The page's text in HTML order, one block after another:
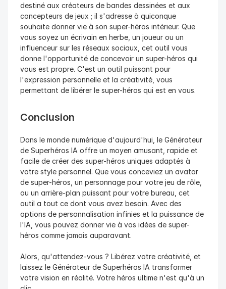
destiné aux créateurs de bandes dessinées et aux
concepteurs de jeux ; il s'adresse à quiconque
souhaite donner vie à son super-héros intérieur. Que
vous soyez un écrivain en herbe, un joueur ou un
influenceur sur les réseaux sociaux, cet outil vous
donne l'opportunité de concevoir un super-héros qui
vous est propre. C'est un outil puissant pour
l'expression personnelle et la créativité, vous
permettant de libérer le super-héros qui est en vous.
Conclusion
Dans le monde numérique d'aujourd'hui, le Générateur
de Superhéros IA offre un moyen amusant, rapide et
facile de créer des super-héros uniques adaptés à
votre style personnel. Que vous conceviez un avatar
de super-héros, un personnage pour votre jeu de rôle,
ou un arrière-plan puissant pour votre bureau, cet
outil a tout ce dont vous avez besoin. Avec des
options de personnalisation infinies et la puissance de
l'IA, vous pouvez donner vie à vos idées de super-
héros comme jamais auparavant.
Alors, qu'attendez-vous ? Libérez votre créativité, et
laissez le Générateur de Superhéros IA transformer
votre vision en réalité. Votre héros ultime n'est qu'à un